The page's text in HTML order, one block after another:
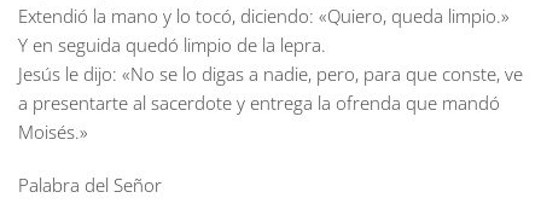
Extendió la mano y lo tocó, diciendo: «Quiero, queda limpio.»
Y en seguida quedó limpio de la lepra.
Jesús le dijo: «No se lo digas a nadie, pero, para que conste, ve
a presentarte al sacerdote y entrega la ofrenda que mandó
Moisés.»
Palabra del Señor